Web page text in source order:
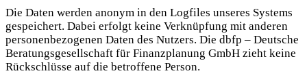
Die Daten werden anonym in den Logfiles unseres Systems
gespeichert. Dabei erfolgt keine Verknüpfung mit anderen
personenbezogenen Daten des Nutzers. Die dbfp – Deutsche
Beratungsgesellschaft für Finanzplanung GmbH zieht keine
Rückschlüsse auf die betroffene Person.